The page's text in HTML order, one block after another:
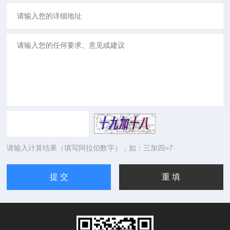
请输入计算结果（填写阿拉伯数字），如：三加四=7